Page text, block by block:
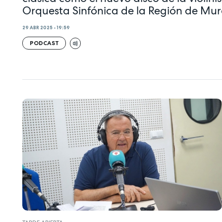
Orquesta Sinfónica de la Región de
29 ABR 2025 - 19:59
PODCAST